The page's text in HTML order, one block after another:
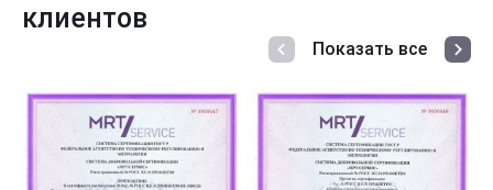
клиентов
Показать все